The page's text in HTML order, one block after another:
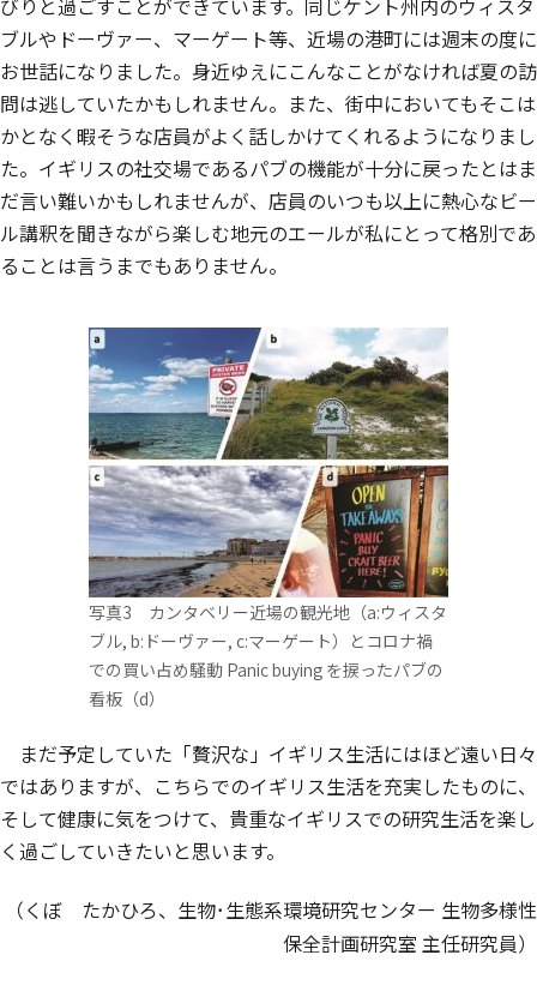
写真3 カンタベリー近場の観光地（a:ウィスタ
ブル, b:ドーヴァー, c:マーゲート）とコロナ禍
での買い占め騒動 Panic buying を捩ったパブの
看板（d）
びりと過ごすことができています。同じケント州内のウィスタ
ブルやドーヴァー、マーゲート等、近場の港町には週末の度に
お世話になりました。身近ゆえにこんなことがなければ夏の訪
問は逃していたかもしれません。また、街中においてもそこは
かとなく暇そうな店員がよく話しかけてくれるようになりまし
た。イギリスの社交場であるパブの機能が十分に戻ったとはま
だ言い難いかもしれませんが、店員のいつも以上に熱心なビー
ル講釈を聞きながら楽しむ地元のエールが私にとって格別であ
ることは言うまでもありません。
まだ予定していた「贅沢な」イギリス生活にはほど遠い日々
ではありますが、こちらでのイギリス生活を充実したものに、
そして健康に気をつけて、貴重なイギリスでの研究生活を楽し
く過ごしていきたいと思います。
（くぼ たかひろ、生物･生態系環境研究センター 生物多様性
保全計画研究室 主任研究員）